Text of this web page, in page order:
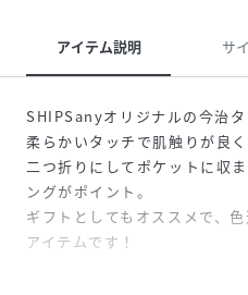
アイテム説明 サ
SHIPSanyオリジナルの今治タ
柔らかいタッチで肌触りが良
二つ折りにしてポケットに収
ングがポイント。
ギフトとしてもオススメで、
アイテムです！